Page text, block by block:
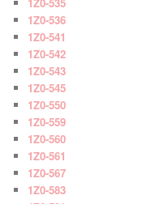
1Z0-535
1Z0-536
1Z0-541
1Z0-542
1Z0-543
1Z0-545
1Z0-550
1Z0-559
1Z0-560
1Z0-561
1Z0-567
1Z0-583